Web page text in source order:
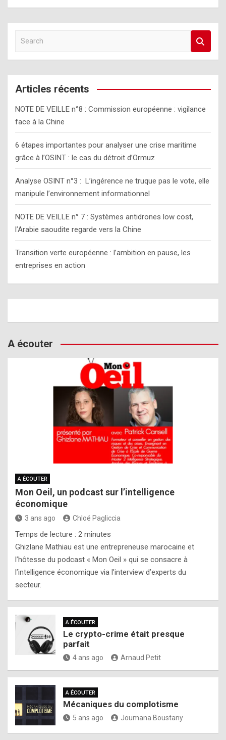
a
r
c
Articles récents
NOTE DE VEILLE n°8 : Commission européenne : vigilance
face à la Chine
6 étapes importantes pour analyser une crise maritime
grâce à l’OSINT : le cas du détroit d’Ormuz
Analyse OSINT n°3 : L’ingérence ne truque pas le vote, elle
manipule l’environnement informationnel
NOTE DE VEILLE n° 7 : Systèmes antidrones low cost,
l’Arabie saoudite regarde vers la Chine
Transition verte européenne : l’ambition en pause, les
entreprises en action
A écouter
A ÉCOUTER
Mon Oeil, un podcast sur l’intelligence
économique
3 ans ago Chloé Pagliccia
Temps de lecture : 2 minutes
Ghizlane Mathiau est une entrepreneuse marocaine et
l’hôtesse du podcast « Mon Oeil » qui se consacre à
l’intelligence économique via l’interview d’experts du
secteur.
A ÉCOUTER
Le crypto-crime était presque
parfait
4 ans ago Arnaud Petit
A ÉCOUTER
Mécaniques du complotisme
5 ans ago Joumana Boustany